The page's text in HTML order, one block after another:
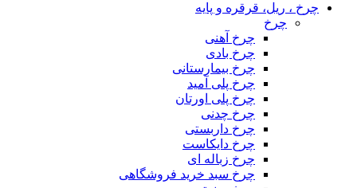
چرخ ، ریل، قرقره و پایه
چرخ
چرخ آهنی
چرخ بادی
چرخ بیمارستانی
چرخ پلی آمید
چرخ پلی اورتان
چرخ چدنی
چرخ داربستی
چرخ دایکاست
چرخ زباله ای
چرخ سبد خرید فروشگاهی